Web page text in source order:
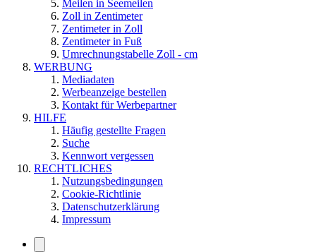
Meilen in Seemeilen
Zoll in Zentimeter
Zentimeter in Zoll
Zentimeter in Fuß
Umrechnungstabelle Zoll - cm
WERBUNG
Mediadaten
Werbeanzeige bestellen
Kontakt für Werbepartner
HILFE
Häufig gestellte Fragen
Suche
Kennwort vergessen
RECHTLICHES
Nutzungsbedingungen
Cookie-Richtlinie
Datenschutzerklärung
Impressum